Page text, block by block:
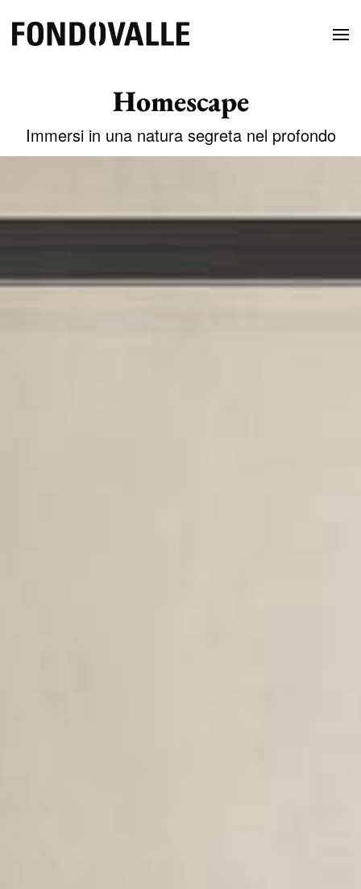
Immersi in una natura segreta nel profondo
Homescape